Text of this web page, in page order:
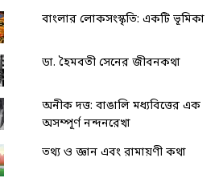
বাংলার লোকসংস্কৃতি: একটি ভূমিকা
ডা. হৈমবতী সেনের জীবনকথা
অনীক দত্ত: বাঙালি মধ্যবিত্তের এক
অসম্পূর্ণ নন্দনরেখা
তথ্য ও জ্ঞান এবং রামায়ণী কথা